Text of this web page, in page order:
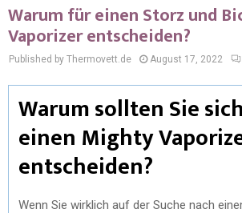
Warum für einen Storz und
Vaporizer entscheiden?
Published by Thermovett.de August 17, 2022
Warum sollten Sie
einen Mighty
entscheiden?
Wenn Sie wirklich auf der Suche nach